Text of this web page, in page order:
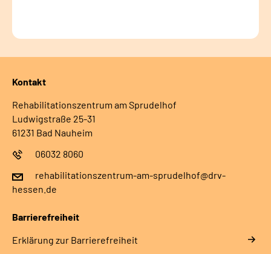
Kontakt
Rehabilitationszentrum am Sprudelhof
Ludwigstraße 25-31
61231 Bad Nauheim
06032 8060
rehabilitationszentrum-am-sprudelhof@drv-
hessen.de
Barrierefreiheit
Erklärung zur Barrierefreiheit